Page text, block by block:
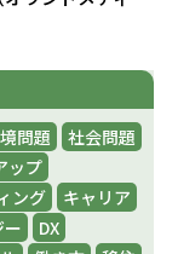
問題
社会問題
ップ
ング
キャリア
ー
DX